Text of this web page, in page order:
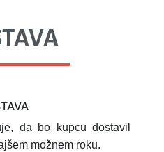
da bo kupcu dostavil
možnem roku.